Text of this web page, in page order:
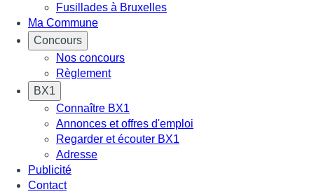
Fusillades à Bruxelles
Ma Commune
Concours
Nos concours
Règlement
BX1
Connaître BX1
Annonces et offres d'emploi
Regarder et écouter BX1
Adresse
Publicité
Contact